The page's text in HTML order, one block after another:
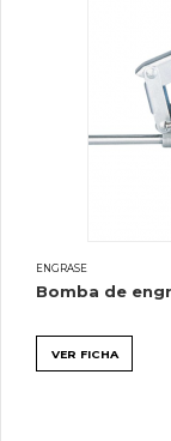
ENGRASE
Bomba de
VER FICHA